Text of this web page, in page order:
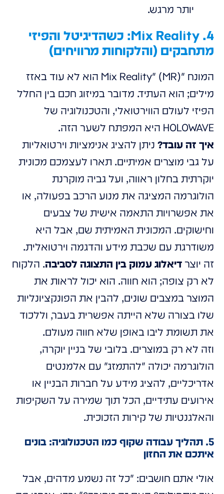
יותר מרגש.
4. Mix Reality: כשהדיגיטל והפיזי
מתחבקים (והלקוחות מרוויחים)
המונח "Mix Reality" (MR) הוא לא עוד באזז
מילים; הוא העתיד. מדובר במיזוג חכם בין החלל
הפיזי לעולם הווירטואלי, והטכנולוגיה של
HOLOWAVE היא המפתח לשער הזה.
איך זה עובד? ניתן להציג אנימציות וירטואליות
על גבי מוצרים אמיתיים. תארו לעצמכם מכונית
יוקרתית בחלון ראווה, ועל גביה מוקרנת
הולוגרמה המציגה את מנוע הרכב בפעולה, או
את אפשרויות התאמה אישית של צבעים
וחישוקים. המכונית האמיתית שם, אבל היא
משודרגת עם שכבת מידע והדגמה וירטואלית.
זה יוצרדיאלוג עמוק בין התצוגה לסביבה. הלקוח
לא רק צופה; הוא חווה. הוא יכול לראות את
המוצר במצבים שונים, להבין את הפונקציונליות
שלו בצורה שלא הייתה אפשרית בעבר, וללכוד
את תשומת ליבו באופן שלא חווה מעולם.
וזה לא רק במוצרים. בלובי של בניין יוקרה,
הולוגרמה יכולה "להתמזג" עם אלמנטים
אדריכליים, להציג מידע על חברות הבניין או
אירועים עתידיים, הכל תוך שמירה על השקיפות
והאלגנטיות של קירות הזכוכית.
5. תהליך עבודה שקוף כמו הטכנולוגיה: בונים
איתכם את החזון
אולי אתם חושבים: "כל זה נשמע מדהים, אבל